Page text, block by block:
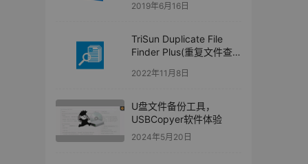
2019年6月16日
TriSun Duplicate File
Finder Plus(重复文件查
2022年11月8日
U盘文件备份工具，
USBCopyer软件体验
2024年5月20日